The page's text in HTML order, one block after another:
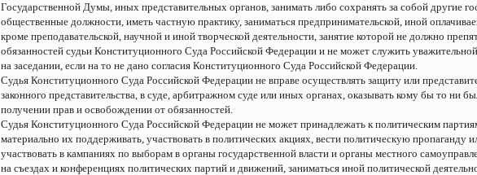
Государственной Думы, иных представительных органов, занимать либо сохранять за собой другие
общественные должности, иметь частную практику, заниматься предпринимательской, иной
кроме преподавательской, научной и иной творческой деятельности, занятие которой не должно
обязанностей судьи Конституционного Суда Российской Федерации и не может служить
на заседании, если на то не дано согласия Конституционного Суда Российской Федерации.
Судья Конституционного Суда Российской Федерации не вправе осуществлять защиту или
законного представительства, в суде, арбитражном суде или иных органах, оказывать кому бы то ни
получении прав и освобождении от обязанностей.
Судья Конституционного Суда Российской Федерации не может принадлежать к политическим
материально их поддерживать, участвовать в политических акциях, вести политическую пропаганду
участвовать в кампаниях по выборам в органы государственной власти и органы местного
на съездах и конференциях политических партий и движений, заниматься иной политической